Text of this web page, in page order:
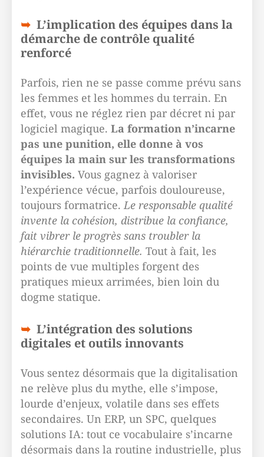
L’implication des équipes dans la
démarche de contrôle qualité
renforcé
Parfois, rien ne se passe comme prévu sans
les femmes et les hommes du terrain. En
effet, vous ne réglez rien par décret ni par
logiciel magique. La formation n’incarne
pas une punition, elle donne à vos
équipes la main sur les transformations
invisibles. Vous gagnez à valoriser
l’expérience vécue, parfois douloureuse,
toujours formatrice.Le responsable qualité
invente la cohésion, distribue la confiance,
fait vibrer le progrès sans troubler la
hiérarchie traditionnelle. Tout à fait, les
points de vue multiples forgent des
pratiques mieux arrimées, bien loin du
dogme statique.
L’intégration des solutions
digitales et outils innovants
Vous sentez désormais que la digitalisation
ne relève plus du mythe, elle s’impose,
lourde d’enjeux, volatile dans ses effets
secondaires. Un ERP, un SPC, quelques
solutions IA: tout ce vocabulaire s’incarne
désormais dans la routine industrielle, plus